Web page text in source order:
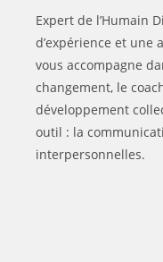
Expert de l’Humain
d’expérience et une
vous accompagne
changement, le
développement
outil : la
interpersonnelles.